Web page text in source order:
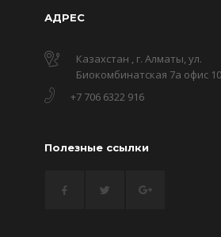
АДРЕС
Казахстан , г. Алматы, ул.
Биокомбинатская 7а офис
+7 706 6322 916
Полезные ссылки